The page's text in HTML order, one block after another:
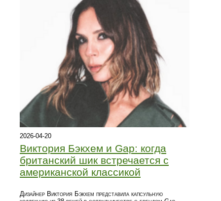
2026-04-20
Виктория Бэкхем и Gap: когда
британский шик встречается с
американской классикой
Дизайнер Виктория Бэкхем представила капсульную